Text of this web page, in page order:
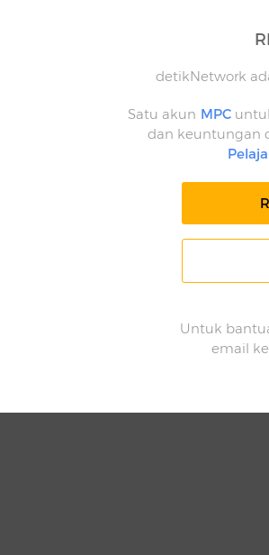
detikNetwork
Satu akun MPC
dan keuntungan
Untuk
email ke